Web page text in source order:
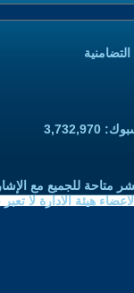
متاحة للجميع مع
هيئة الادارة لا